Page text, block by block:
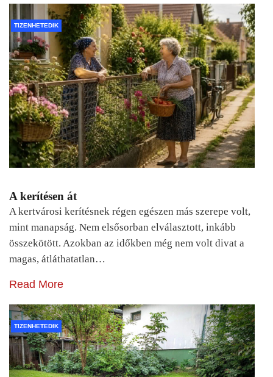
TIZENHETEDIK
A kerítésen át
A kertvárosi kerítésnek régen egészen más szerepe volt,
mint manapság. Nem elsősorban elválasztott, inkább
összekötött. Azokban az időkben még nem volt divat a
magas, átláthatatlan…
Read More
TIZENHETEDIK